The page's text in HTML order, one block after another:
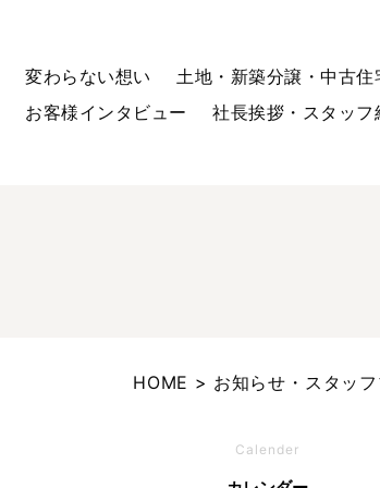
変わらない想い 土地・新築分譲・中古住
お客様インタビュー
社長挨拶・スタッフ
HOME お知らせ・スタッ
Calender